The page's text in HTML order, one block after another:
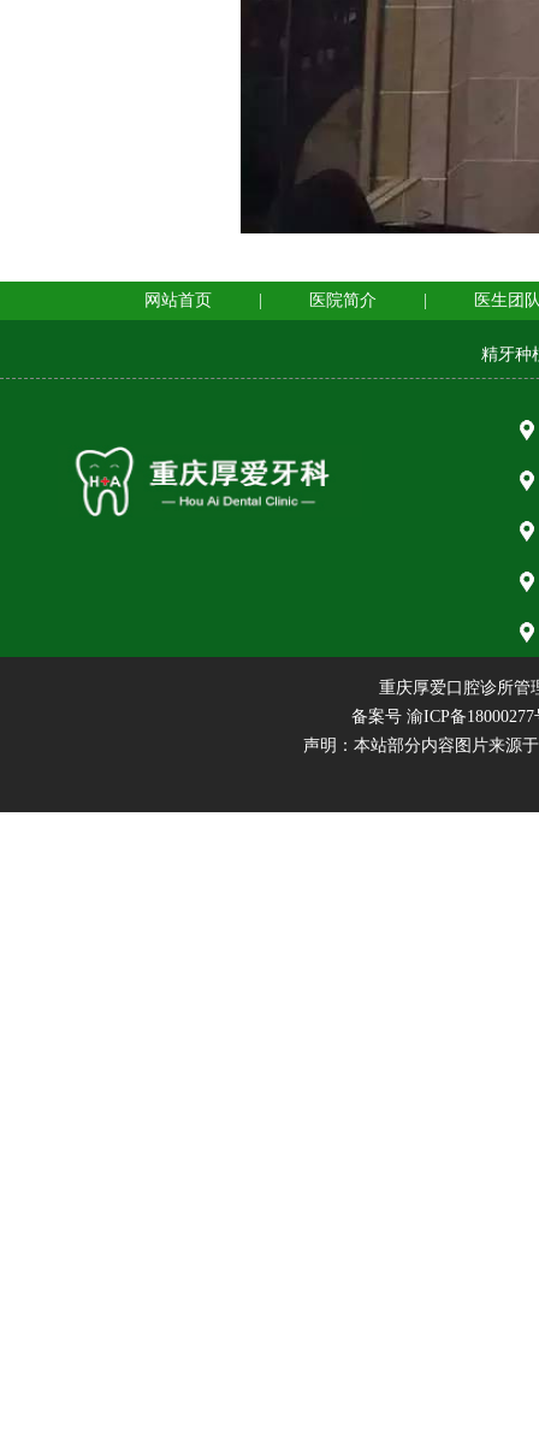
网站首页 医院简介 医生团
精牙种
重庆厚爱口腔诊所管
备案号 渝ICP备18000277
声明：本站部分内容图片来源